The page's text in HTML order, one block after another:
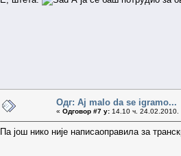
Одг: Aj malo da se igramo...
« Одговор #7 у: 14.10 ч. 24.02.2010.
Па још нико није написаоправила за